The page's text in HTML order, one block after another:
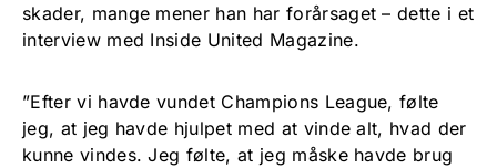
skader, mange mener han har forårsaget – dette i et
interview med Inside United Magazine.
”Efter vi havde vundet Champions League, følte
jeg, at jeg havde hjulpet med at vinde alt, hvad der
kunne vindes. Jeg følte, at jeg måske havde brug